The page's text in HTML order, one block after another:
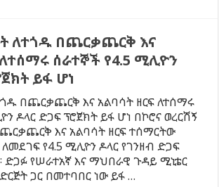
ለተጎዱ በጨርቃጨርቅ እና
ሰራተኞች የ4.5 ሚሊዮን
ይፋ ሆነ
በጨርቃጨርቅ እና አልባሳት ዘርፍ ለተሰማሩ
ዶላር ድጋፍ ፕሮጀክት ይፋ ሆነ በኮሮና ወረርሽኝ
እና አልባሳት ዘርፍ ተሰማርትው
የ4.5 ሚሊዮን ዶላር የገንዘብ ድጋፍ
ድጋፉ የሠራተአኛ እና ማህበራዊ ጉዳይ ሚኒቴር
ጋር በመተባበር ነው ይፋ …